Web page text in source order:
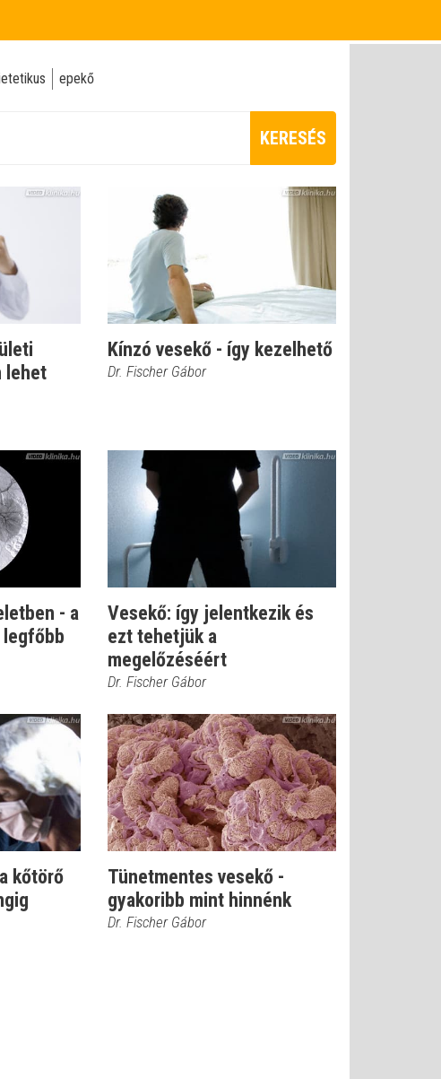
epekő
KERESÉS
lehet
Kínzó vesekő - így kezelhető
Dr. Fischer Gábor
- a
Vesekő: így jelentkezik és
ezt tehetjük a
megelőzéséért
Dr. Fischer Gábor
kőtörő
Tünetmentes vesekő -
gyakoribb mint hinnénk
Dr. Fischer Gábor